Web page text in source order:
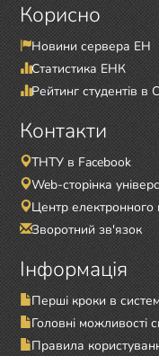
Корисно
Новини сервера ЕН
Статистика ЕНК
Рейтинг студентів в
Контакти
ТНТУ в Facebook
Web-сторінка
Центр електронного
Зворотний зв'язок
Інформація
Перші кроки в
Головні можливості
Правила